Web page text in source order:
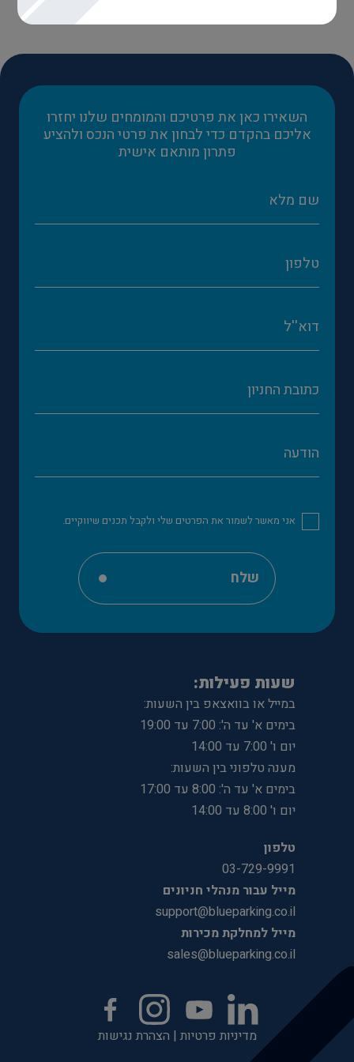
השאירו כאן את פרטיכם והמומחים שלנו יחזרו
אליכם בהקדם כדי לבחון את פרטי הנכס ולהציע
פתרון מותאם אישית
אני מאשר לשמור את הפרטים שלי ולקבל תכנים שיווקיים.
שלח
מדיניות פרטיות | הצהרת נגישות
שעות פעילות:
במייל או בוואצאפ בין השעות:
בימים א' עד ה': 7:00 עד 19:00
יום ו' 7:00 עד 14:00
מענה טלפוני בין השעות:
בימים א' עד ה': 8:00 עד 17:00
יום ו' 8:00 עד 14:00
טלפון
03-729-9991
מייל עבור מנהלי חניונים
support@blueparking.co.il
מייל למחלקת מכירות
sales@blueparking.co.il